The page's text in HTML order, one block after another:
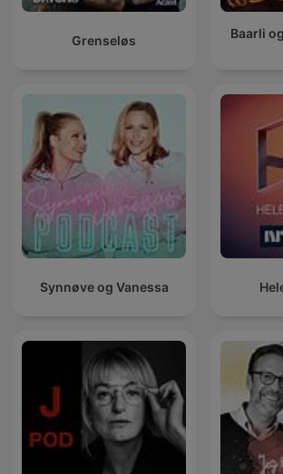
Grenseløs
Baarli
Synnøve og Vanessa